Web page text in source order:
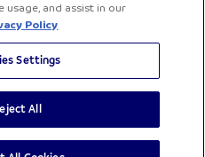
جميع الحقوق
الشروط والأحكام
usage, and assist in our
Policy
Settings
All